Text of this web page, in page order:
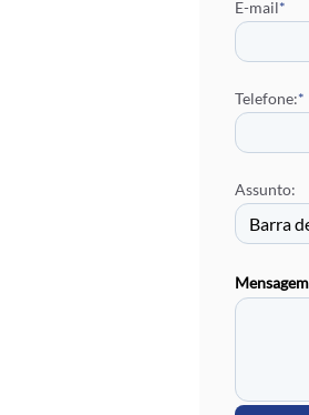
Brise
Telha
E-mail*
Telefone:*
Assunto:
Mensagem